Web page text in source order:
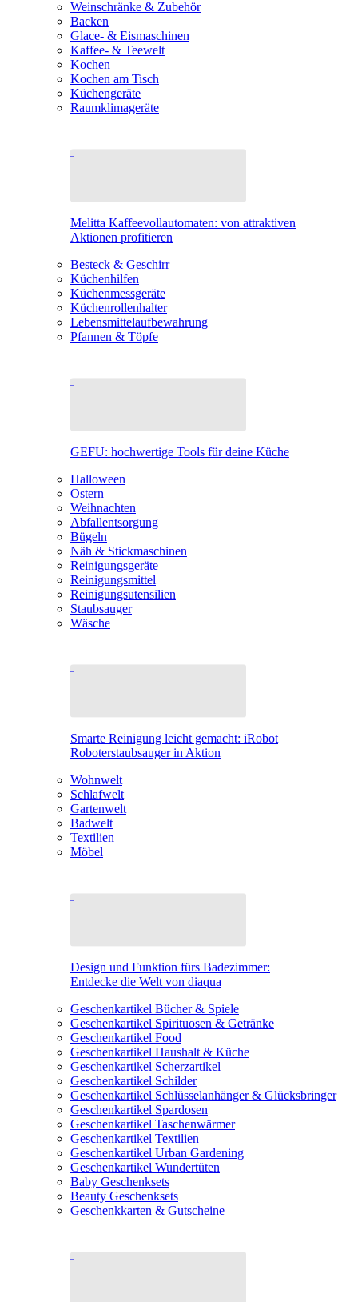
Weinschränke & Zubehör
Backen
Glace- & Eismaschinen
Kaffee- & Teewelt
Kochen
Kochen am Tisch
Küchengeräte
Raumklimageräte
Melitta Kaffeevollautomaten: von attraktiven
Aktionen profitieren
Besteck & Geschirr
Küchenhilfen
Küchenmessgeräte
Küchenrollenhalter
Lebensmittelaufbewahrung
Pfannen & Töpfe
GEFU: hochwertige Tools für deine Küche
Halloween
Ostern
Weihnachten
Abfallentsorgung
Bügeln
Näh & Stickmaschinen
Reinigungsgeräte
Reinigungsmittel
Reinigungsutensilien
Staubsauger
Wäsche
Smarte Reinigung leicht gemacht: iRobot
Roboterstaubsauger in Aktion
Wohnwelt
Schlafwelt
Gartenwelt
Badwelt
Textilien
Möbel
Design und Funktion fürs Badezimmer:
Entdecke die Welt von diaqua
Geschenkartikel Bücher & Spiele
Geschenkartikel Spirituosen & Getränke
Geschenkartikel Food
Geschenkartikel Haushalt & Küche
Geschenkartikel Scherzartikel
Geschenkartikel Schilder
Geschenkartikel Schlüsselanhänger & Glücksbringer
Geschenkartikel Spardosen
Geschenkartikel Taschenwärmer
Geschenkartikel Textilien
Geschenkartikel Urban Gardening
Geschenkartikel Wundertüten
Baby Geschenksets
Beauty Geschenksets
Geschenkkarten & Gutscheine